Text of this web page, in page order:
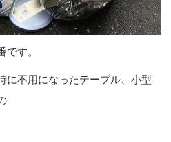
す。
に不用になったテーブル、小型